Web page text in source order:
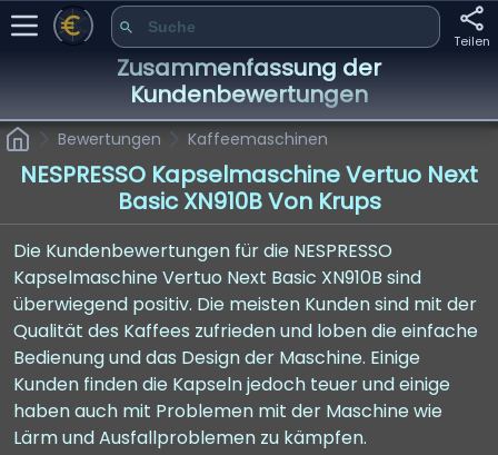
Teilen
Zusammenfassung der
Kundenbewertungen
Bewertungen Kaffeemaschinen
NESPRESSO Kapselmaschine Vertuo Next
Basic XN910B Von Krups
Die Kundenbewertungen für die NESPRESSO
Kapselmaschine Vertuo Next Basic XN910B sind
überwiegend positiv. Die meisten Kunden sind mit der
Qualität des Kaffees zufrieden und loben die einfache
Bedienung und das Design der Maschine. Einige
Kunden finden die Kapseln jedoch teuer und einige
haben auch mit Problemen mit der Maschine wie
Lärm und Ausfallproblemen zu kämpfen.